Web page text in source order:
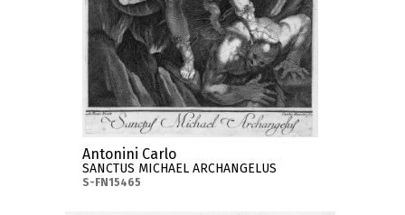
Antonini Carlo
SANCTUS MICHAEL ARCHANGELUS
S-FN15465